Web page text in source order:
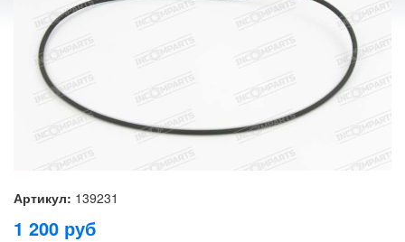
Артикул: 139231
1 200 руб